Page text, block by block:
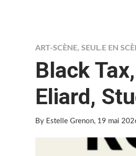
ART-SCÈNE, SEUL.E EN
Black
Eliard,
By Estelle Grenon, 19 mai